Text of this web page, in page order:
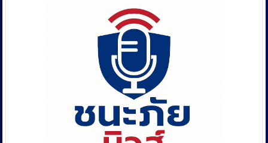
การ
ค้า
มนุษย์